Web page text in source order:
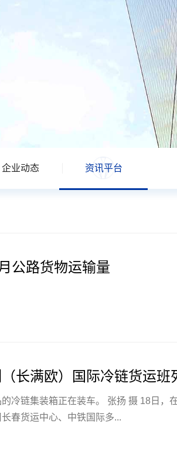
企业动态 资讯平台
公路货物运输量
长满欧）国际冷链货运班
装箱正在装车。 张扬 摄 18日，在中国铁路沈阳局
春货运中心、中铁国际多...